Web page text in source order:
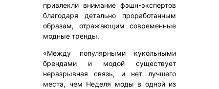
привлекли внимание фэшн-экспертов
благодаря детально проработанным
образам, отражающим современные
модные тренды.
«Между популярными кукольными
брендами и модой существует
неразрывная связь, и нет лучшего
места, чем Неделя моды в одной из